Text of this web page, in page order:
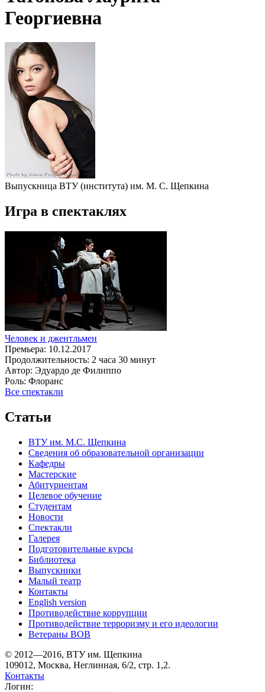
Георгиевна
Выпускница ВТУ (института) им. М. С. Щепкина
Игра в спектаклях
Человек и джентльмен
Премьера: 10.12.2017
Продолжительность: 2 часа 30 минут
Автор: Эдуардо де Филиппо
Роль: Флоранс
Все спектакли
Статьи
ВТУ им. М.С. Щепкина
Сведения об образовательной организации
Кафедры
Мастерские
Абитуриентам
Целевое обучение
Студентам
Новости
Спектакли
Галерея
Подготовительные курсы
Библиотека
Выпускники
Малый театр
Контакты
English version
Противодействие коррупции
Противодействие терроризму и его идеологии
Ветераны ВОВ
© 2012—2016, ВТУ им. Щепкина
109012, Москва, Неглинная, 6/2, стр. 1,2.
Контакты
Логин: